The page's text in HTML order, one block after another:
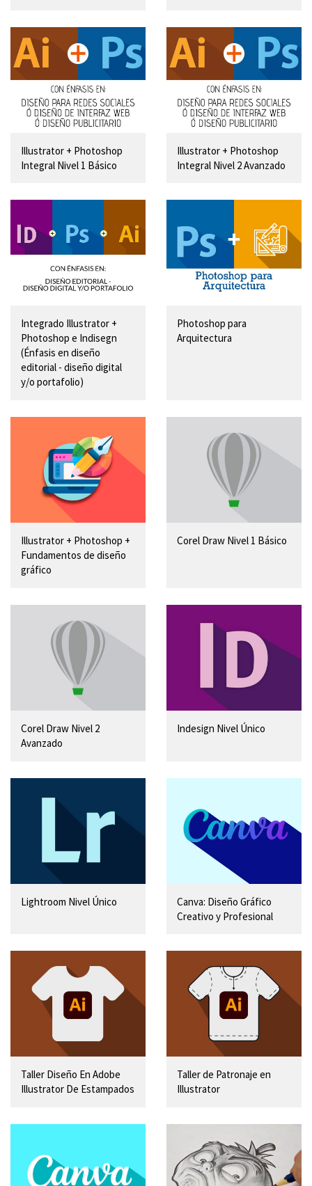
Illustrator + Photoshop
Integral Nivel 1 Básico
Illustrator + Photoshop
Integral Nivel 2 Avanzado
Integrado Illustrator +
Photoshop e Indisegn
(Énfasis en diseño
editorial - diseño digital
y/o portafolio)
Photoshop para
Arquitectura
Illustrator + Photoshop +
Fundamentos de diseño
gráfico
Corel Draw Nivel 1 Básico
Corel Draw Nivel 2
Avanzado
Indesign Nivel Único
Lightroom Nivel Único
Canva: Diseño Gráfico
Creativo y Profesional
Taller Diseño En Adobe
Illustrator De Estampados
Taller de Patronaje en
Illustrator